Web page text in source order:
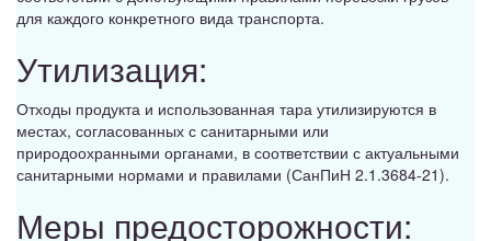
для каждого конкретного вида транспорта.
Утилизация:
Отходы продукта и использованная тара утилизируются в
местах, согласованных с санитарными или
природоохранными органами, в соответствии с актуальными
санитарными нормами и правилами (СанПиН 2.1.3684-21).
Меры предосторожности: